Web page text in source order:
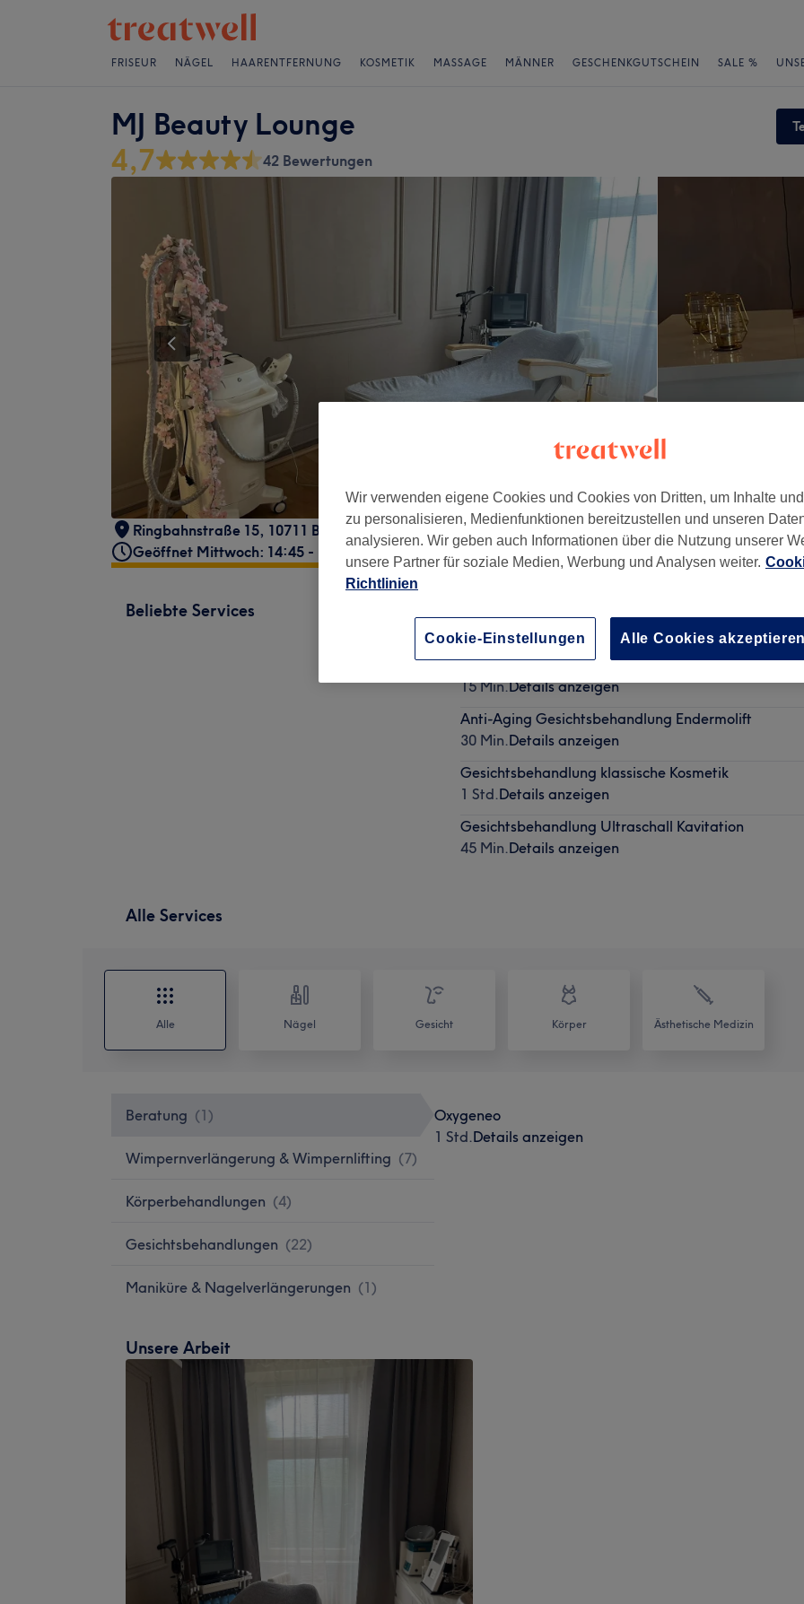
FRISEUR NÄGEL HAARENTFERNUNG KOSMETIK MASSAGE MÄNNER GESCHENKGUTSCHEIN SALE %
MJ Beauty Lounge
4,7 42 Bewertungen
Ringbahnstraße 15, 10711 Berlin, Deutschland, Berlin
Geöffnet Mittwoch: 14:45 - 18:00
Beliebte Services
30 Min.Details anzeigen
Wimpernverlängerung entfernen
15 Min.Details anzeigen
Anti-Aging Gesichtsbehandlung Endermolift
30 Min.Details anzeigen
Gesichtsbehandlung klassische Kosmetik
1 Std.Details anzeigen
Gesichtsbehandlung Ultraschall Kavitation
45 Min.Details anzeigen
Alle Services
Alle Nägel Gesicht Körper Ästhetische Medizin
Beratung (1 )
Wimpernverlängerung & Wimpernlifting (7)
Körperbehandlungen (4)
Gesichtsbehandlungen (22)
Maniküre & Nagelverlängerungen (1)
Oxygeneo
1 Std.Details anzeigen
Unsere Arbeit
Wir verwenden eigene Cookies und Cookies von Dritten, um Inhalte
zu personalisieren, Medienfunktionen bereitzustellen und unseren
analysieren. Wir geben auch Informationen über die Nutzung unserer
unsere Partner für soziale Medien, Werbung und Analysen weiter.
Richtlinien
Cookie-Einstellungen Alle Cookies